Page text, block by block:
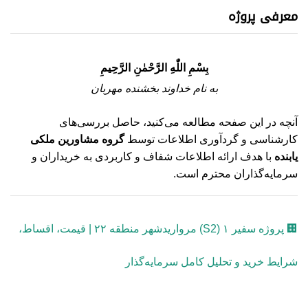
معرفی پروژه
بِسْمِ اللّٰهِ الرَّحْمٰنِ الرَّحِيمِ
به نام خداوند بخشنده مهربان
آنچه در این صفحه مطالعه می‌کنید، حاصل بررسی‌های
کارشناسی و گردآوری اطلاعات توسطگروه مشاورین ملکی
یابنده با هدف ارائه اطلاعات شفاف و کاربردی به خریداران و
سرمایه‌گذاران محترم است.
🏢 پروژه سفیر ۱ (S2) مرواریدشهر منطقه ۲۲ | قیمت، اقساط،
شرایط خرید و تحلیل کامل سرمایه‌گذار